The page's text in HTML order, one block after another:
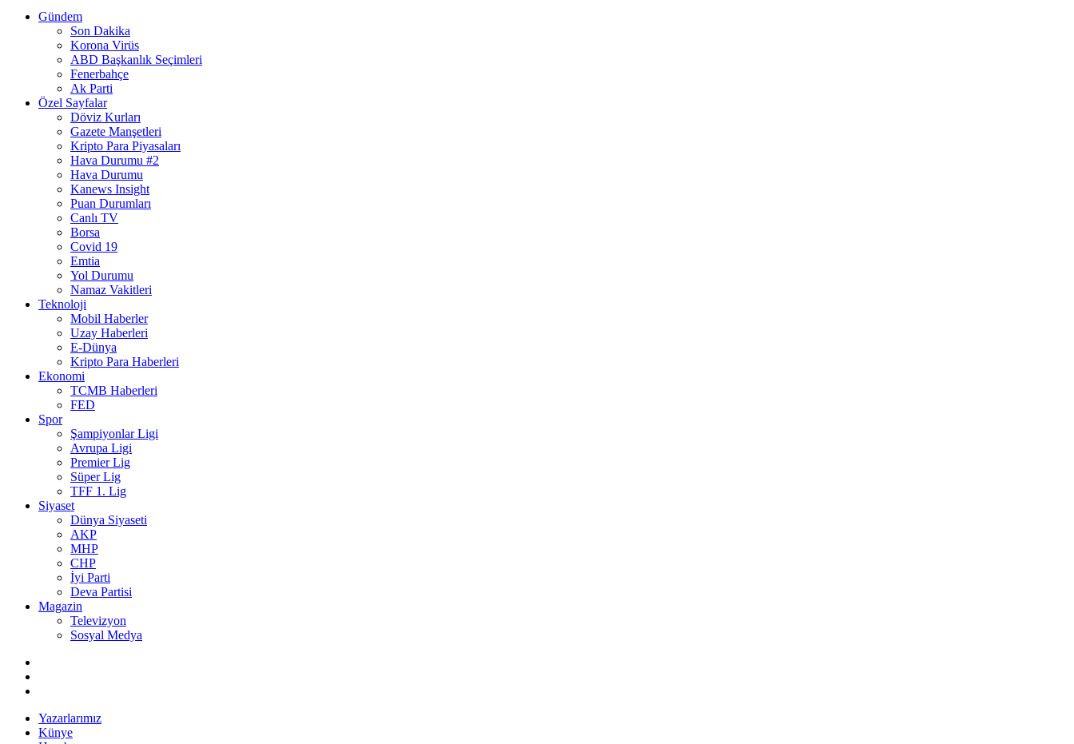
Gündem
Son Dakika
Korona Virüs
ABD Başkanlık Seçimleri
Fenerbahçe
Ak Parti
Özel Sayfalar
Döviz Kurları
Gazete Manşetleri
Kripto Para Piyasaları
Hava Durumu #2
Hava Durumu
Kanews Insight
Puan Durumları
Canlı TV
Borsa
Covid 19
Emtia
Yol Durumu
Namaz Vakitleri
Teknoloji
Mobil Haberler
Uzay Haberleri
E-Dünya
Kripto Para Haberleri
Ekonomi
TCMB Haberleri
FED
Spor
Şampiyonlar Ligi
Avrupa Ligi
Premier Lig
Süper Lig
TFF 1. Lig
Siyaset
Dünya Siyaseti
AKP
MHP
CHP
İyi Parti
Deva Partisi
Magazin
Televizyon
Sosyal Medya
Yazarlarımız
Künye